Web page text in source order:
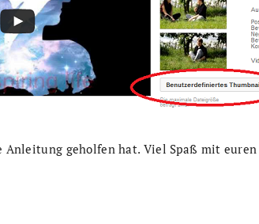
Anleitung geholfen hat. Viel Spaß mit